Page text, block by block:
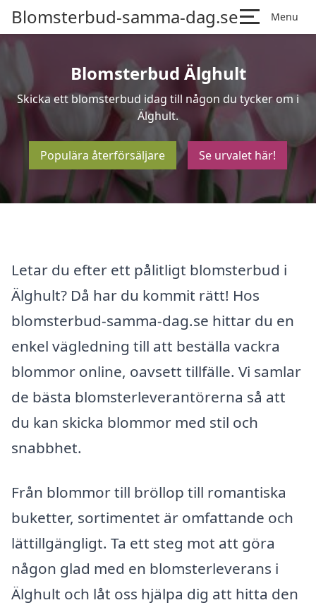
Blomsterbud-samma-dag.se Menu
Blomsterbud Älghult
Skicka ett blomsterbud idag till någon du tycker om i
Älghult.
Populära återförsäljare Se urvalet här!
Letar du efter ett pålitligt blomsterbud i
Älghult? Då har du kommit rätt! Hos
blomsterbud-samma-dag.se hittar du en
enkel vägledning till att beställa vackra
blommor online, oavsett tillfälle. Vi samlar
de bästa blomsterleverantörerna så att
du kan skicka blommor med stil och
snabbhet.
Från blommor till bröllop till romantiska
buketter, sortimentet är omfattande och
lättillgängligt. Ta ett steg mot att göra
någon glad med en blomsterleverans i
Älghult och låt oss hjälpa dig att hitta den